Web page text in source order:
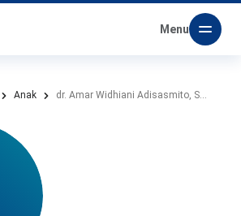
Menu
Anak dr. Amar Widhiani Adisasmito, Sp.A, Subsp. IPT (K)